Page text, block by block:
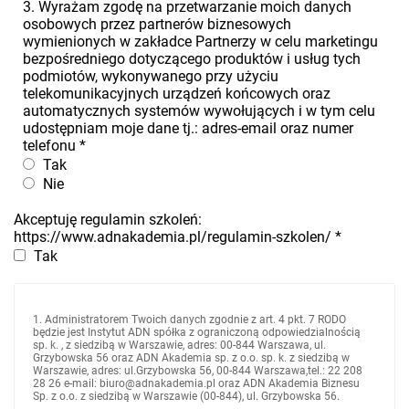
3. Wyrażam zgodę na przetwarzanie moich danych
osobowych przez partnerów biznesowych
wymienionych w zakładce Partnerzy w celu marketingu
bezpośredniego dotyczącego produktów i usług tych
podmiotów, wykonywanego przy użyciu
telekomunikacyjnych urządzeń końcowych oraz
automatycznych systemów wywołujących i w tym celu
udostępniam moje dane tj.: adres-email oraz numer
telefonu *
Tak
Nie
Akceptuję regulamin szkoleń:
https://www.adnakademia.pl/regulamin-szkolen/ *
Tak
1. Administratorem Twoich danych zgodnie z art. 4 pkt. 7 RODO
będzie jest Instytut ADN spółka z ograniczoną odpowiedzialnością
sp. k. , z siedzibą w Warszawie, adres: 00-844 Warszawa, ul.
Grzybowska 56 oraz ADN Akademia sp. z o.o. sp. k. z siedzibą w
Warszawie, adres: ul.Grzybowska 56, 00-844 Warszawa,tel.: 22 208
28 26 e-mail: biuro@adnakademia.pl oraz ADN Akademia Biznesu
Sp. z o.o. z siedzibą w Warszawie (00-844), ul. Grzybowska 56.